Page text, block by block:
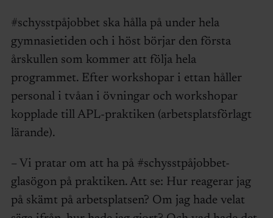
#schysstpåjobbet ska hålla på under hela
gymnasietiden och i höst börjar den första
årskullen som kommer att följa hela
programmet. Efter workshopar i ettan håller
personal i tvåan i övningar och workshopar
kopplade till APL-praktiken (arbetsplatsförlagt
lärande).
– Vi pratar om att ha på #schysstpåjobbet-
glasögon på praktiken. Att se: Hur reagerar jag
på skämt på arbetsplatsen? Om jag hade velat